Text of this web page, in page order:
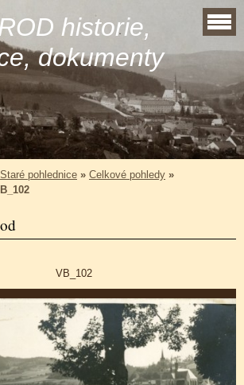
historie,
dokumenty
Staré pohlednice » Celkové pohledy »
VB_102